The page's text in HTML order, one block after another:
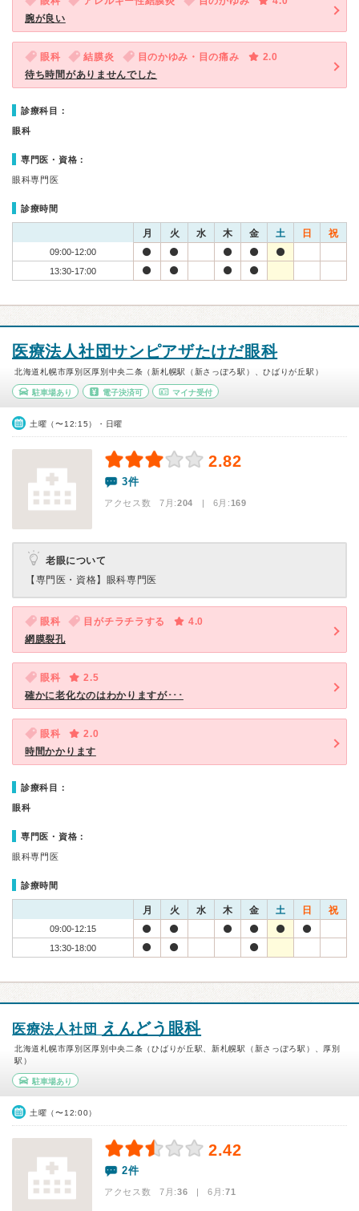
腕が良い
眼科 結膜炎 目のかゆみ・目の痛み
2.0
待ち時間がありませんでした
診療科目：
眼科
専門医・資格：
眼科専門医
診療時間
月 火 水 木 金 土 日 祝
09:00-12:00
13:30-17:00
医療法人社団サンピアザたけだ眼科
北海道札幌市厚別区厚別中央二条（新札幌駅（新さっぽろ駅）、ひばりが丘駅）
駐車場あり 電子決済可 マイナ受付
土曜（〜12:15）・日曜
2.82
3件
アクセス数 7月:204 | 6月:169
老眼について
【専門医・資格】 眼科専門医
眼科 目がチラチラする
4.0
網膜裂孔
眼科
2.5
確かに老化なのはわかりますが･･･
眼科
2.0
時間かかります
診療科目：
眼科
専門医・資格：
眼科専門医
診療時間
月 火 水 木 金 土 日 祝
09:00-12:15
13:30-18:00
医療法人社団 えんどう眼科
北海道札幌市厚別区厚別中央二条（ひばりが丘駅、新札幌駅（新さっぽろ駅）、厚別
駅）
駐車場あり
土曜（〜12:00）
2.42
2件
アクセス数 7月:36 | 6月:71